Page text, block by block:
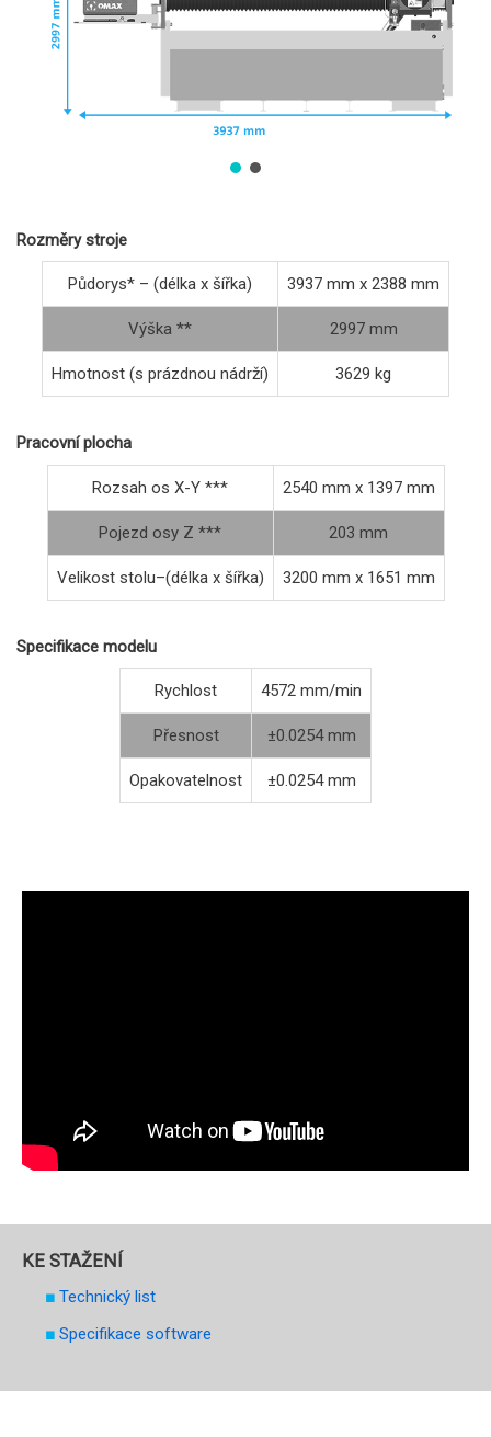
Rozměry stroje
Půdorys* – (délka x šířka) 3937 mm x 2388 mm
Výška ** 2997 mm
Hmotnost (s prázdnou nádrží) 3629 kg
Pracovní plocha
Rozsah os X-Y *** 2540 mm x 1397 mm
Pojezd osy Z *** 203 mm
Velikost stolu–(délka x šířka) 3200 mm x 1651 mm
Specifikace modelu
Rychlost 4572 mm/min
Přesnost ±0.0254 mm
Opakovatelnost ±0.0254 mm
KE STAŽENÍ
Technický list
Specifikace software